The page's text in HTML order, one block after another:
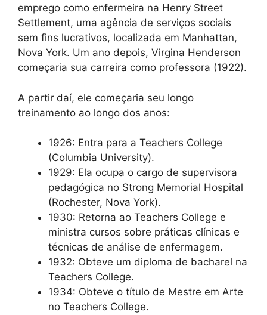
emprego como enfermeira na Henry Street
Settlement, uma agência de serviços sociais
sem fins lucrativos, localizada em Manhattan,
Nova York. Um ano depois, Virgina Henderson
começaria sua carreira como professora (1922).
A partir daí, ele começaria seu longo
treinamento ao longo dos anos:
1926: Entra para a Teachers College
(Columbia University).
1929: Ela ocupa o cargo de supervisora ​​
pedagógica no Strong Memorial Hospital
(Rochester, Nova York).
1930: Retorna ao Teachers College e
ministra cursos sobre práticas clínicas e
técnicas de análise de enfermagem.
1932: Obteve um diploma de bacharel na
Teachers College.
1934: Obteve o título de Mestre em Arte
no Teachers College.